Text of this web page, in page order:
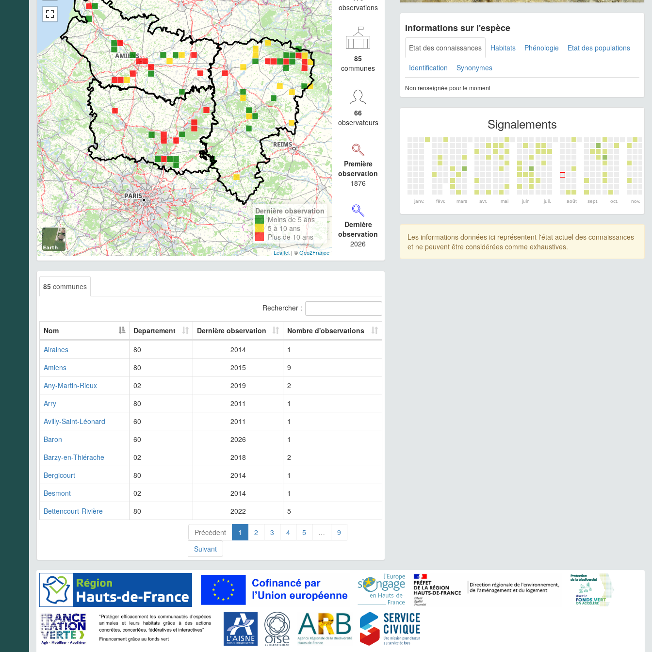
Dernière observation
Moins de 5 ans
5 à 10 ans
Plus de 10 ans
Leaflet| ©Geo2France
observations
85
communes
66
observateurs
Première
observation
1876
Dernière
observation
2026
85 communes
Rechercher :
Nom Departement Dernière observation
Nombre d'observations
Airaines
80 2014
1
Amiens
80 2015
9
Any-Martin-Rieux
02 2019
2
Arry
80 2011
1
Avilly-Saint-Léonard
60 2011
1
Baron
60 2026
1
Barzy-en-Thiérache
02 2018
2
Bergicourt
80 2014
1
Besmont
02 2014
1
Bettencourt-Rivière
80 2022 5
Précédent 1 2 3 4 5 …
9
Suivant
Informations sur l'espèce
Etat des connaissances Habitats Phénologie Etat des populations
Identification Synonymes
Non renseignée pour le moment
Signalements
janv. févr. mars avr. mai juin juil. août sept. oct. nov.
Les informations données ici représentent l'état actuel des connaissances
et ne peuvent être considérées comme exhaustives.